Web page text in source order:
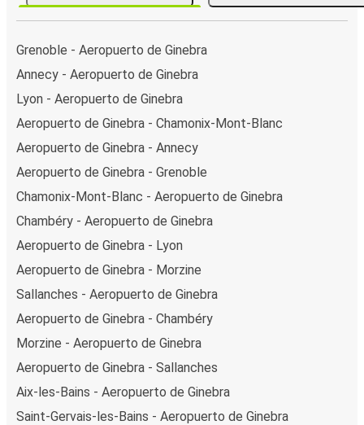
Grenoble - Aeropuerto de Ginebra
Annecy - Aeropuerto de Ginebra
Lyon - Aeropuerto de Ginebra
Aeropuerto de Ginebra - Chamonix-Mont-Blanc
Aeropuerto de Ginebra - Annecy
Aeropuerto de Ginebra - Grenoble
Chamonix-Mont-Blanc - Aeropuerto de Ginebra
Chambéry - Aeropuerto de Ginebra
Aeropuerto de Ginebra - Lyon
Aeropuerto de Ginebra - Morzine
Sallanches - Aeropuerto de Ginebra
Aeropuerto de Ginebra - Chambéry
Morzine - Aeropuerto de Ginebra
Aeropuerto de Ginebra - Sallanches
Aix-les-Bains - Aeropuerto de Ginebra
Saint-Gervais-les-Bains - Aeropuerto de Ginebra